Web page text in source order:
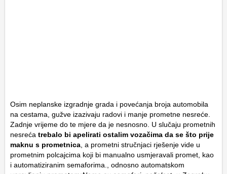
Osim neplanske izgradnje grada i povećanja broja automobila
na cestama, gužve izazivaju radovi i manje prometne nesreće.
Zadnje vrijeme do te mjere da je nesnosno. U slučaju prometnih
nesreća trebalo bi apelirati ostalim vozačima da se što prije
maknu s prometnica , a prometni stručnjaci rješenje vide u
prometnim polcajcima koji bi manualno usmjeravali promet, kao
i automatiziranim semaforima., odnosno automatskom